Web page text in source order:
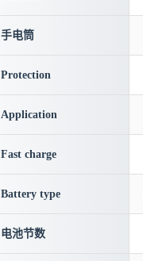
手电筒
Protection
Application
Fast charge
Battery type
电池节数